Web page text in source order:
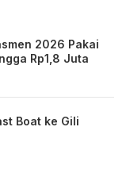
2026 Pakai
Rp1,8 Juta
Boat ke Gili